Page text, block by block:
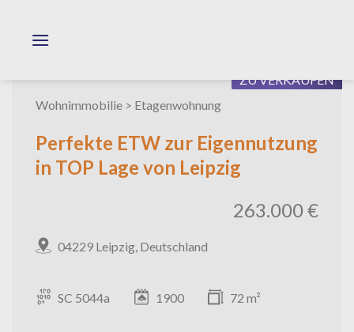
content
Wohnimmobilie > Etagenwohnung
ZU VERKAUFEN
Perfekte ETW zur Eigennutzung
in TOP Lage von Leipzig
04229 Leipzig, Deutschland
263.000 €
SC 5044a 1900 72 m²